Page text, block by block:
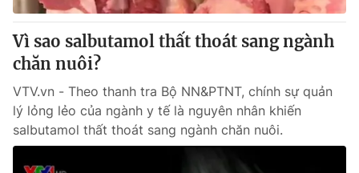
Vì sao salbutamol thất thoát sang ngành
chăn nuôi?
VTV.vn - Theo thanh tra Bộ NN&PTNT, chính sự quản
lý lỏng lẻo của ngành y tế là nguyên nhân khiến
salbutamol thất thoát sang ngành chăn nuôi.